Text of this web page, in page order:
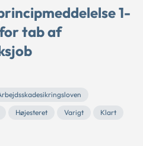
1-
tab af
Højesteret Varigt
Klart